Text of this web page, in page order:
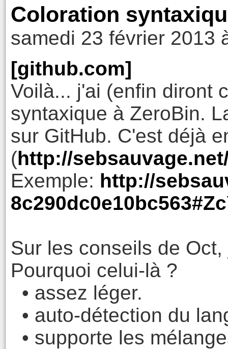
Coloration
samedi 23 février 2013
[github.com]
Voilà... j'ai (enfin diront
syntaxique à ZeroBin.
sur GitHub. C'est déjà
(http://
Exemple: http://
Sur les conseils de
Pourquoi celui-là ?
• assez léger.
• auto-détection du
• supporte les